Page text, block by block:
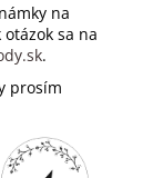
na
sa na
.
prosím